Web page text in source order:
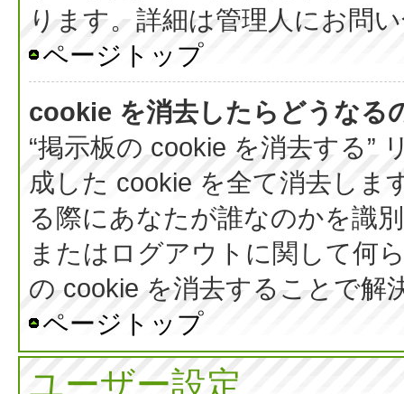
ります。詳細は管理人にお問
ページトップ
cookie を消去したらどうなる
“掲示板の cookie を消去する”
成した cookie を全て消去しま
る際にあなたが誰なのかを識
またはログアウトに関して何
の cookie を消去することで解
ページトップ
ユーザー設定